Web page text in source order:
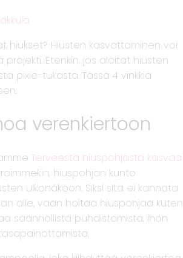
hiukset? Hiusten kasvattaminen voi
projekti. Etenkin, jos aloitat hiusten
pixie-tukasta. Tässä 4 vinkkiä
verenkiertoon
Terveestä hiuspohjasta kasvaa
hiuspohjan kunto
ulkonäköön. Siksi sitä ei kannata
alle, vaan hoitaa hiuspohjaa kuten
säännöllistä puhdistamista, ihon